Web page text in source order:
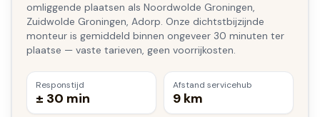
omliggende plaatsen als Noordwolde Groningen,
Zuidwolde Groningen, Adorp. Onze dichtstbijzijnde
monteur is gemiddeld binnen ongeveer 30 minuten ter
plaatse — vaste tarieven, geen voorrijkosten.
Responstijd
± 30 min
Afstand servicehub
9 km